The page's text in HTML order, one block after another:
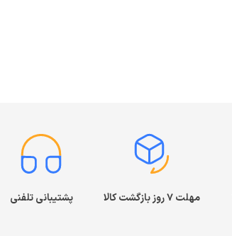
مهلت ۷ روز بازگشت کالا پشتیبانی تلفنی